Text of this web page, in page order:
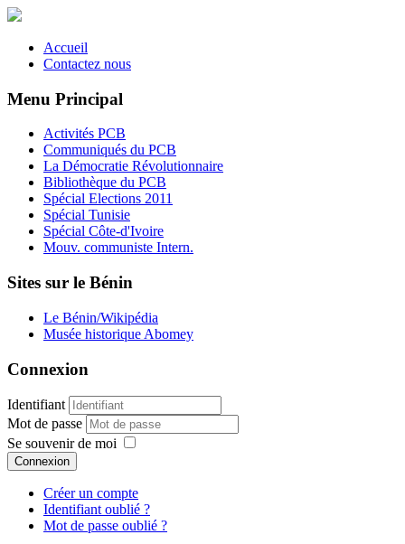
Accueil
Contactez nous
Menu Principal
Activités PCB
Communiqués du PCB
La Démocratie Révolutionnaire
Bibliothèque du PCB
Spécial Elections 2011
Spécial Tunisie
Spécial Côte-d'Ivoire
Mouv. communiste Intern.
Sites sur le Bénin
Le Bénin/Wikipédia
Musée historique Abomey
Connexion
Identifiant
Mot de passe
Se souvenir de moi
Connexion
Créer un compte
Identifiant oublié ?
Mot de passe oublié ?